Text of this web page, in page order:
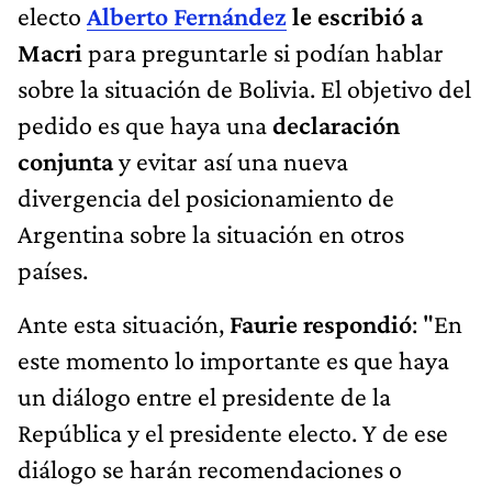
electo Alberto Fernándezle escribió a
Macri para preguntarle si podían hablar
sobre la situación de Bolivia. El objetivo del
pedido es que haya unadeclaración
conjuntay evitar así una nueva
divergencia del posicionamiento de
Argentina sobre la situación en otros
países.
Ante esta situación, Faurie respondió: "En
este momento lo importante es que haya
un diálogo entre el presidente de la
República y el presidente electo. Y de ese
diálogo se harán recomendaciones o